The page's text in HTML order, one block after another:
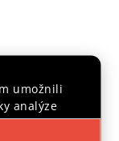
umožnili
analýze
funkce,